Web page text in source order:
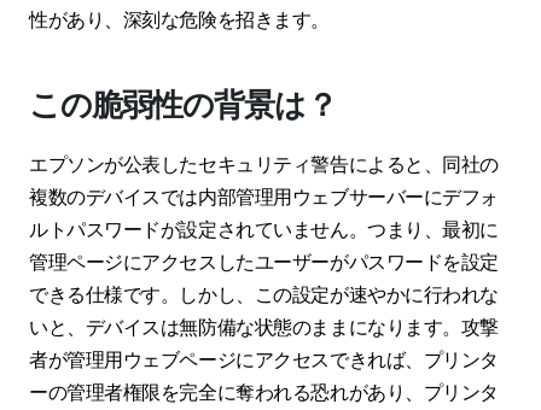
性があり、深刻な危険を招きます。
この脆弱性の背景は？
エプソンが公表したセキュリティ警告によると、同社の
複数のデバイスでは内部管理用ウェブサーバーにデフォ
ルトパスワードが設定されていません。つまり、最初に
管理ページにアクセスしたユーザーがパスワードを設定
できる仕様です。しかし、この設定が速やかに行われな
いと、デバイスは無防備な状態のままになります。攻撃
者が管理用ウェブページにアクセスできれば、プリンタ
ーの管理者権限を完全に奪われる恐れがあり、プリンタ